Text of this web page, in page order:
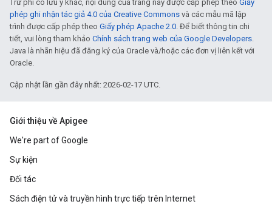
Trừ phi có lưu ý khác, nội dung của trang này được cấp phép theo Giấy
phép ghi nhận tác giả 4.0 của Creative Commons và các mẫu mã lập
trình được cấp phép theo Giấy phép Apache 2.0. Để biết thông tin chi
tiết, vui lòng tham khảo Chính sách trang web của Google Developers.
Java là nhãn hiệu đã đăng ký của Oracle và/hoặc các đơn vị liên kết với
Oracle.
Cập nhật lần gần đây nhất: 2026-02-17 UTC.
Giới thiệu về Apigee
We're part of Google
Sự kiện
Đối tác
Sách điện tử và truyền hình trực tiếp trên Internet